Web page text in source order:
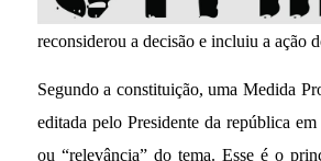
reconsiderou a decisão e incluiu a ação
Segundo a constituição, uma Medida
editada pelo Presidente da república
ou “relevância” do tema. Esse é o